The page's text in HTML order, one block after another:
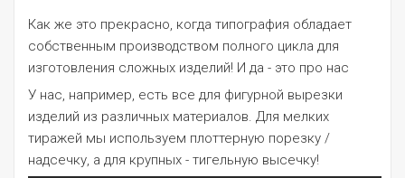
Как же это прекрасно, когда типография обладает
собственным производством полного цикла для
изготовления сложных изделий! И да - это про нас
У нас, например, есть все для фигурной вырезки
изделий из различных материалов. Для мелких
тиражей мы используем плоттерную порезку /
надсечку, а для крупных - тигельную высечку!